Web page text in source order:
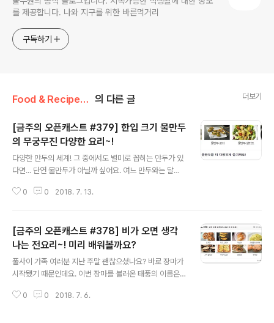
를 제공합니다. 나와 지구를 위한 바른먹거리
구독하기
Food & Recipe/풀무원 오픈캐스트 의 다른 글 더보기
[금주의 오픈캐스트 #379] 한입 크기 물만두
의 무궁무진 다양한 요리~!
다양한 만두의 세계! 그 중에서도 별미로 꼽히는 만두가 있
다면... 단연 물만두가 아닐까 싶어요. 여느 만두와는 달리
호로록~ 넘길 때 그 부드러운 식감까지~! 그런데.. 정녕..
를 활용한 요리를 하려고 하면 커다란 크기의 다른 만두들
보다 작고 앙증맞은 물만두가 훨씬 더 편하다는 사실! 알고
보면 어디에 넣어도 다~~ 잘어울리는 물만두로 만드는 다
양한 요리들! 금주의 오픈캐스트 '물만두 요리 특집'을 통해
osted by 풀반장
0 0 2018. 7. 13.
[금주의 오픈캐스트 #378] 비가 오면 생각
나는 전요리~! 미리 배워볼까요?
풀사이 가족 여러분 지난 주말 괜찮으셨나요? 바로 장마가
시작됐기 때문인데요. 이번 장마를 불러온 태풍의 이름은
듯 하루 종일 쏴아아아~! 그래도 별 피해 없이 잘 지나가서
0 0 2018. 7. 6.